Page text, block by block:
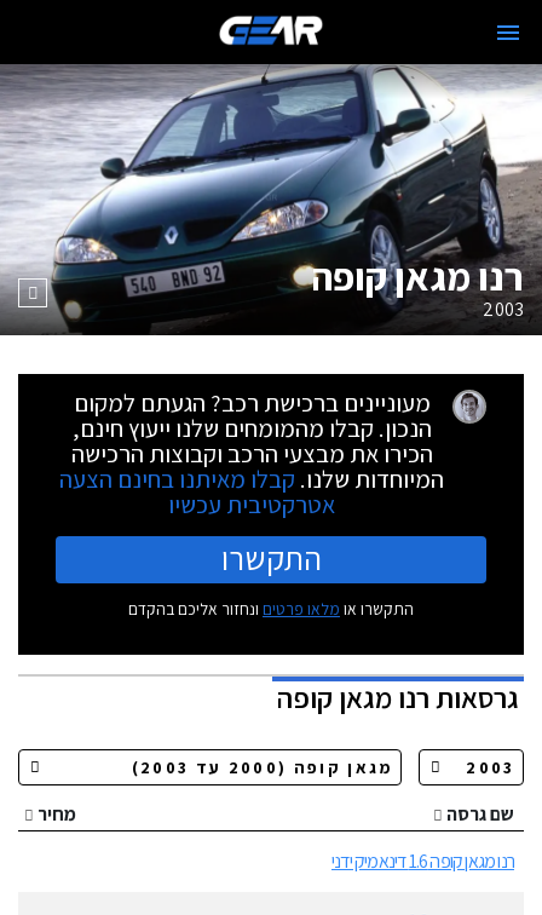
רנו מגאן קופה
2003
מעוניינים ברכישת רכב? הגעתם למקום
הנכון. קבלו מהמומחים שלנו ייעוץ חינם,
הכירו את מבצעי הרכב וקבוצות הרכישה
המיוחדות שלנו. קבלו מאיתנו בחינם הצעה
אטרקטיבית עכשיו
התקשרו
התקשרו או מלאו פרטים ונחזור אליכם בהקדם
גרסאותרנו מגאן קופה
שם גרסה
מחיר
רנו מגאן קופה 1.6 דינאמיק ידני